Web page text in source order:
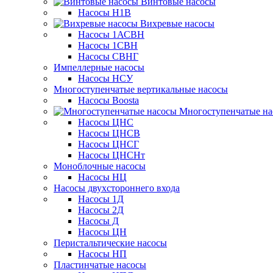
Насосы Н1В
Вихревые насосы
Насосы 1АСВН
Насосы 1СВН
Насосы СВНГ
Импеллерные насосы
Насосы НСУ
Многоступенчатые вертикальные насосы
Насосы Boosta
Многоступенчатые
Насосы ЦНС
Насосы ЦНСВ
Насосы ЦНСГ
Насосы ЦНСНт
Моноблочные насосы
Насосы НЦ
Насосы двухстороннего входа
Насосы 1Д
Насосы 2Д
Насосы Д
Насосы ЦН
Перистальтические насосы
Насосы НП
Пластинчатые насосы